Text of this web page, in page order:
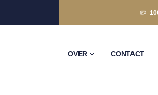
OVER CONTACT